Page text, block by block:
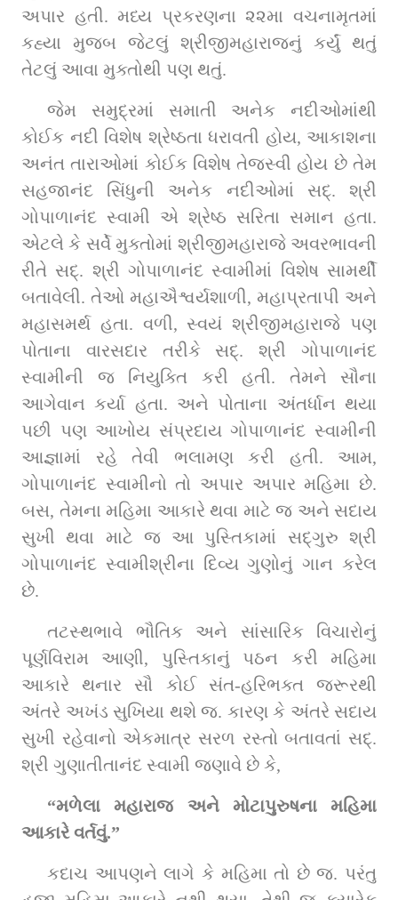
અપાર હતી. મધ્ય પ્રકરણના ૨૨મા વચનામૃતમાં
કહ્યા મુજબ જેટલું શ્રીજીમહારાજનું કર્યું થતું
તેટલું આવા મુક્તોથી પણ થતું.
જેમ સમુદ્રમાં સમાતી અનેક નદીઓમાંથી
કોઈક નદી વિશેષ શ્રેષ્ઠતા ધરાવતી હોય, આકાશના
અનંત તારાઓમાં કોઈક વિશેષ તેજસ્વી હોય છે તેમ
સહજાનંદ સિંધુની અનેક નદીઓમાં સદ્‌. શ્રી
ગોપાળાનંદ સ્વામી એ શ્રેષ્ઠ સરિતા સમાન હતા.
એટલે કે સર્વે મુક્તોમાં શ્રીજીમહારાજે અવરભાવની
રીતે સદ્‌. શ્રી ગોપાળાનંદ સ્વામીમાં વિશેષ સામર્થી
બતાવેલી. તેઓ મહાઐશ્વર્યશાળી, મહાપ્રતાપી અને
મહાસમર્થ હતા. વળી, સ્વયં શ્રીજીમહારાજે પણ
પોતાના વારસદાર તરીકે સદ્‌. શ્રી ગોપાળાનંદ
સ્વામીની જ નિયુક્તિ કરી હતી. તેમને સૌના
આગેવાન કર્યા હતા. અને પોતાના અંતર્ધાન થયા
પછી પણ આખોય સંપ્રદાય ગોપાળાનંદ સ્વામીની
આજ્ઞામાં રહે તેવી ભલામણ કરી હતી. આમ,
ગોપાળાનંદ સ્વામીનો તો અપાર અપાર મહિમા છે.
બસ, તેમના મહિમા આકારે થવા માટે જ અને સદાય
સુખી થવા માટે જ આ પુસ્તિકામાં સદ્‌ગુરુ શ્રી
ગોપાળાનંદ સ્વામીશ્રીના દિવ્ય ગુણોનું ગાન કરેલ
છે.
તટસ્થભાવે ભૌતિક અને સાંસારિક વિચારોનું
પૂર્ણવિરામ આણી, પુસ્તિકાનું પઠન કરી મહિમા
આકારે થનાર સૌ કોઈ સંત-હરિભક્ત જરૂરથી
અંતરે અખંડ સુખિયા થશે જ. કારણ કે અંતરે સદાય
સુખી રહેવાનો એકમાત્ર સરળ રસ્તો બતાવતાં સદ્‌.
શ્રી ગુણાતીતાનંદ સ્વામી જણાવે છે કે,
“મળેલા મહારાજ અને મોટાપુરુષના મહિમા
આકારે વર્તવું.”
કદાચ આપણને લાગે કે મહિમા તો છે જ. પરંતુ